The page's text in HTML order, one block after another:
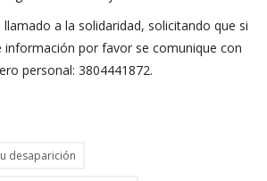
a la solidaridad, solicitando que si
información por favor se comunique con
personal: 3804441872.
desaparición